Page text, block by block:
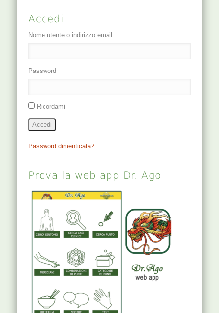
Accedi
Nome utente o indirizzo email
Password
Ricordami
Accedi
Password dimenticata?
Prova la web app Dr. Ago